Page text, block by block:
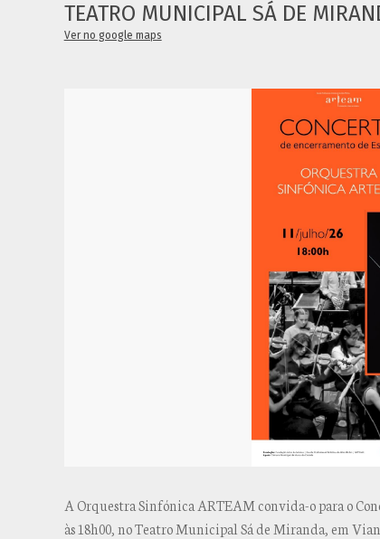
TEATRO MUNICIPAL SÁ DE
Ver no google maps
A Orquestra Sinfónica ARTEAM convida-o para o
às 18h00, no Teatro Municipal Sá de Miranda, em